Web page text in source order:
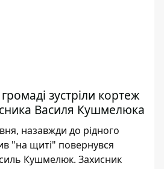
зустріли кортеж
Василя Кушмелюка
назавжди до рідного
"на щиті" повернувся
Кушмелюк. Захисник